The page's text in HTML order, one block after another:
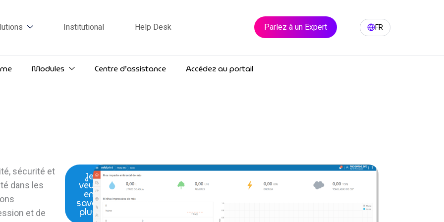
Institutional Help Desk Parlez à un Expert FR
Modules Centre d’assistance Accédez au portail
sécurité et
dans les
et de
Je
veux
en
savoir
plus!